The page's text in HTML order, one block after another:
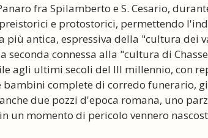
fra Spilamberto e S. Cesario,
e protostorici, permettendo
più antica, espressiva della "cultura dei
connessa alla "cultura di
agli ultimi secoli del III millennio, con
complete di corredo funerario,
due pozzi d'epoca romana, uno
un momento di pericolo vennero